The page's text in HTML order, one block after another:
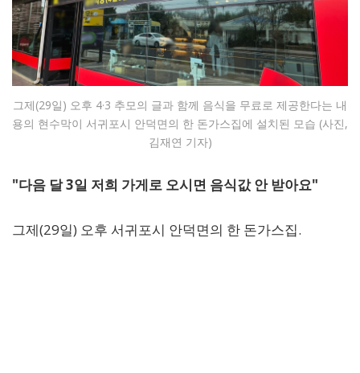
그제(29일) 오후 4·3 추모의 글과 함께 음식을 무료로 제공한다는 내
용의 현수막이 서귀포시 안덕면의 한 돈가스집에 설치된 모습 (사진,
김재연 기자)
"다음 달 3일 저희 가게로 오시면 음식값 안 받아요"
그제(29일) 오후 서귀포시 안덕면의 한 돈가스집.